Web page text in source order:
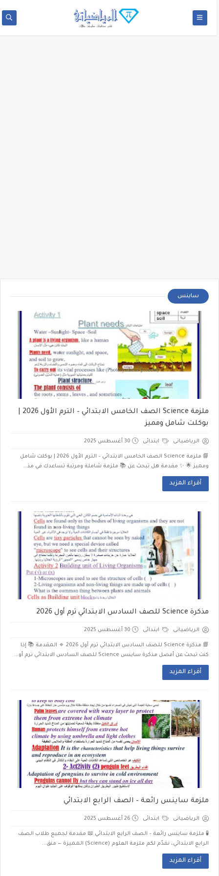
ساينس
ملزمة Science الصف الخامس الابتدائي – الترم الأول 2026 |
بوكلت شامل ومميز
الرياضياتى ابتدائى 30 أغسطس 2025
📘 ملزمة Science الصف الخامس الابتدائي – الترم الأول 2026 | بوكلت شامل
ومميز 🌟 ✨ مقدمة هل تبحث عن 📚 ملزمة شاملة ومرتبة تساعدك في مذ...
أقراء المزيد
مذكرة Science للصف السادس الابتدائي ترم أول 2026
الرياضياتى ابتدائى 30 أغسطس 2025
📘 مذكرة Science للصف السادس الابتدائي ترم أول 2026 🔹 المقدمة 📚 إذا
كنت تبحث عن أفضل مذكرة ساينس Science للصف السادس الابتدائي ترم أو...
أقراء المزيد
ملزمة ساينس رائعة – الصف الرابع الابتدائي
الرياضياتى ابتدائى 26 أغسطس 2025
🧪 ملزمة ساينس رائعة – الصف الرابع الابتدائي 📖 مقدمة لجميع طلاب الصف
الرابع الابتدائي، نقدّم لكم ملزمة العلوم (Science) المميزة — منق...
أقراء المزيد